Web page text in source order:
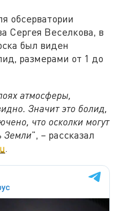
обсерватории
Сергея Веселкова, в
был виден
размерами от 1 до
атмосферы,
Значит это болид,
что осколки могут
Земли", – рассказал
.